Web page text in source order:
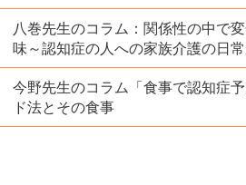
八巻先生のコラム：関係性の中で
味～認知症の人への家族介護の日
今野先生のコラム「食事で認知症
ド法とその食事